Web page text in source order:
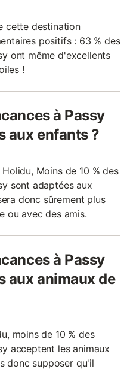
cette destination
positifs : 63 % des
ont même d'excellents
!
à Passy
aux enfants ?
Moins de 10 % des
sont adaptées aux
donc sûrement plus
ou avec des amis.
à Passy
aux animaux de
moins de 10 % des
acceptent les animaux
donc supposer qu'il